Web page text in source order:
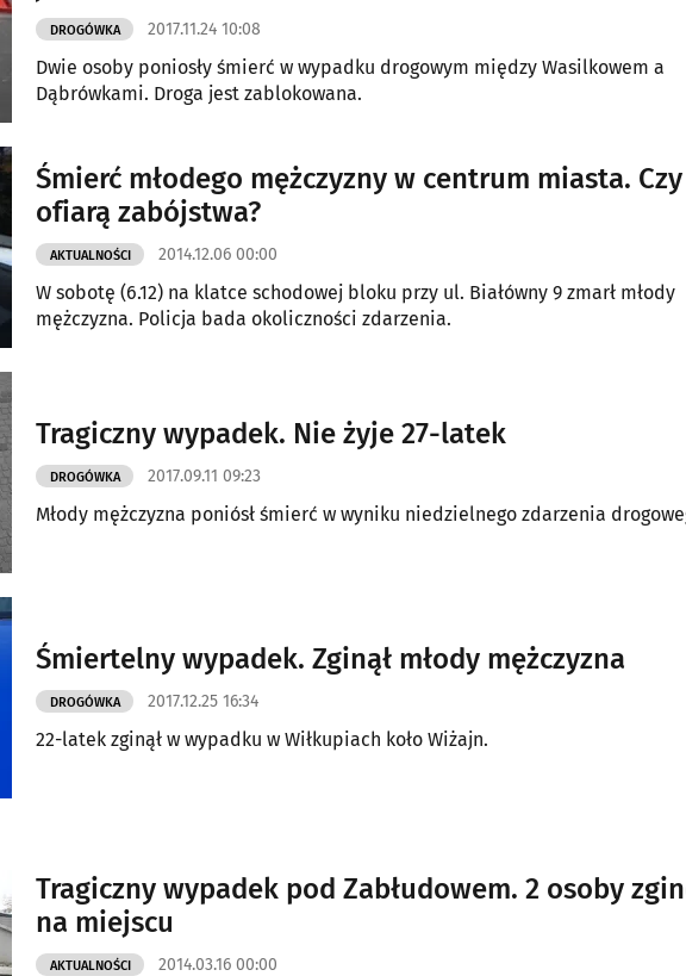
DROGÓWKA 2017.11.24 10:08
Dwie osoby poniosły śmierć w wypadku drogowym między Wasilkowem a
Dąbrówkami. Droga jest zablokowana.
Śmierć młodego mężczyzny w centrum miasta.
ofiarą zabójstwa?
AKTUALNOŚCI 2014.12.06 00:00
W sobotę (6.12) na klatce schodowej bloku przy ul. Białówny 9 zmarł młody
mężczyzna. Policja bada okoliczności zdarzenia.
Tragiczny wypadek. Nie żyje 27-latek
DROGÓWKA 2017.09.11 09:23
Młody mężczyzna poniósł śmierć w wyniku niedzielnego zdarzenia
Śmiertelny wypadek. Zginął młody mężczyzna
DROGÓWKA 2017.12.25 16:34
22-latek zginął w wypadku w Wiłkupiach koło Wiżajn.
Tragiczny wypadek pod Zabłudowem. 2 osoby
na miejscu
AKTUALNOŚCI 2014.03.16 00:00